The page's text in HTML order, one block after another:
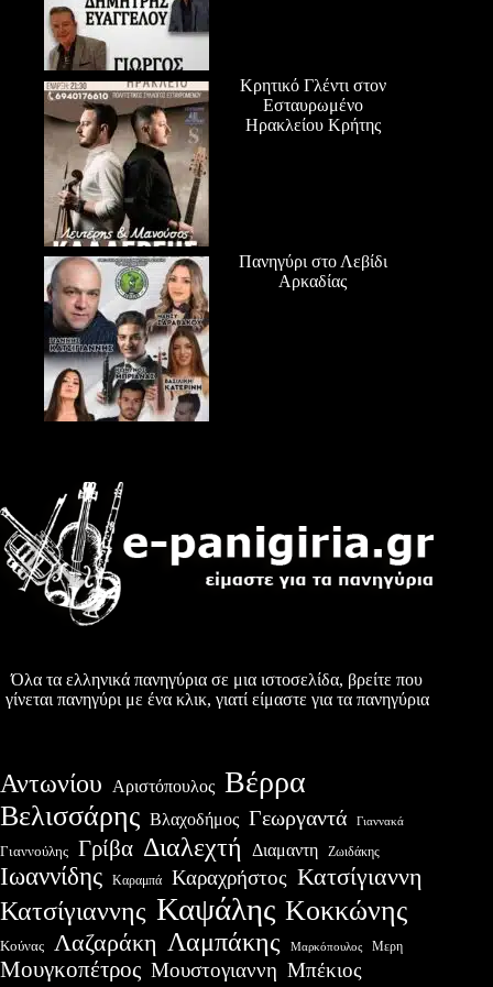
Κρητικό Γλέντι στον
Εσταυρωμένο
Ηρακλείου Κρήτης
Πανηγύρι στο Λεβίδι
Αρκαδίας
Όλα τα ελληνικά πανηγύρια σε μια ιστοσελίδα, βρείτε που
γίνεται πανηγύρι με ένα κλικ, γιατί είμαστε για τα πανηγύρια
Αντωνίου Αριστόπουλος Βέρρα
Βελισσάρης Βλαχοδήμος Γεωργαντά Γιαννακά
Γιαννούλης Γρίβα Διαλεχτή Διαμαντη Ζωιδάκης
Ιωαννίδης Καραμπά Καραχρήστος Κατσίγιαννη
Κατσίγιαννης Καψάλης Κοκκώνης
Κούνας Λαζαράκη Λαμπάκης Μαρκόπουλος Μερη
Μουγκοπέτρος Μουστογιαννη Μπέκιος